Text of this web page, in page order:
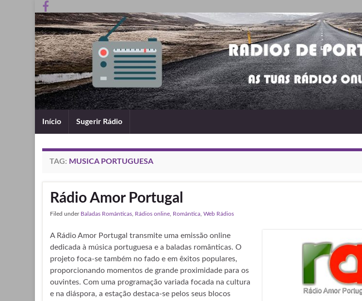
Início Sugerir Rádio
TAG: MUSICA PORTUGUESA
Rádio Amor Portugal
Filed under Baladas Românticas Rádios online Romântica Web Rádios
A Rádio Amor Portugal transmite uma emissão online
dedicada à música portuguesa e a baladas românticas. O
projeto foca-se também no fado e em êxitos populares,
proporcionando momentos de grande proximidade para os
ouvintes. Com uma programação variada focada na cultura
e na diáspora, a estação destaca-se pelos seus blocos